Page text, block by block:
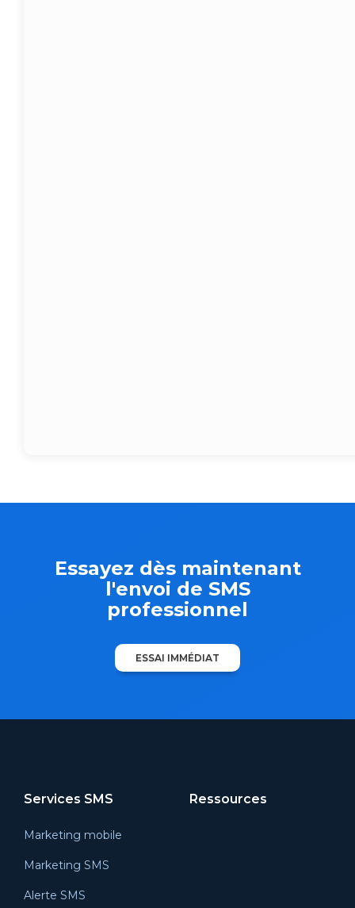
Essayez dès maintenant
l'envoi de SMS
professionnel
ESSAI IMMÉDIAT
Services SMS
Marketing mobile
Marketing SMS
Alerte SMS
Ressources